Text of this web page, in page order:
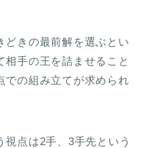
どきの最前解を選ぶとい
相手の王を詰ませること
での組み立てが求められ
点は2手、3手先という